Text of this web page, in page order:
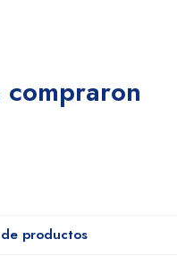
productos